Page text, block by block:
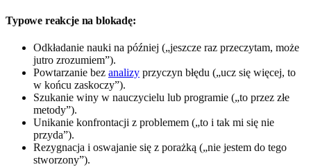
Typowe reakcje na blokadę:
Odkładanie nauki na później („jeszcze raz przeczytam, może
jutro zrozumiem”).
Powtarzanie bez analizy przyczyn błędu („ucz się więcej, to
w końcu zaskoczy”).
Szukanie winy w nauczycielu lub programie („to przez złe
metody”).
Unikanie konfrontacji z problemem („to i tak mi się nie
przyda”).
Rezygnacja i oswajanie się z porażką („nie jestem do tego
stworzony”).